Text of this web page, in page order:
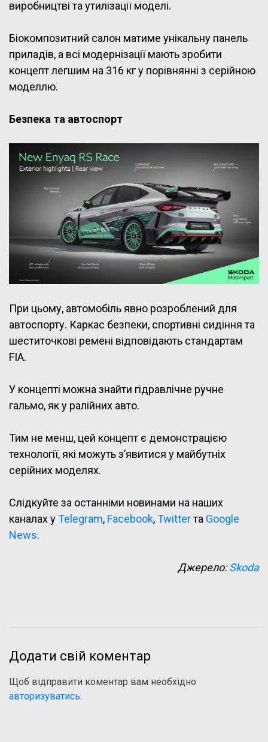
виробництві та утилізації моделі.
Біокомпозитний салон матиме унікальну панель
приладів, а всі модернізації мають зробити
концепт легшим на 316 кг у порівнянні з серійною
моделлю.
Безпека та автоспорт
При цьому, автомобіль явно розроблений для
автоспорту. Каркас безпеки, спортивні сидіння та
шеститочкові ремені відповідають стандартам
FIA.
У концепті можна знайти гідравлічне ручне
гальмо, як у ралійних авто.
Тим не менш, цей концепт є демонстрацією
технології, які можуть з’явитися у майбутніх
серійних моделях.
Слідкуйте за останніми новинами на наших
каналах уTelegram, Facebook,Twitterта Google
News.
Джерело:Skoda
Додати свій коментар
Щоб відправити коментар вам необхідно
авторизуватись.